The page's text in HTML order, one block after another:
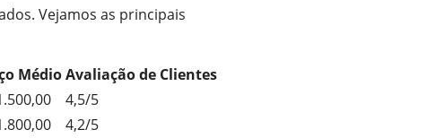
Vejamos as principais
MédioAvaliação de Clientes
4,5/5
4,2/5